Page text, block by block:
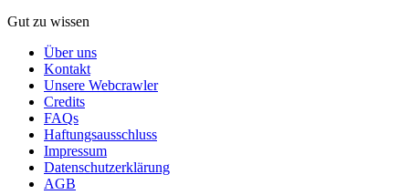
Gut zu wissen
Über uns
Kontakt
Unsere Webcrawler
Credits
FAQs
Haftungsausschluss
Impressum
Datenschutzerklärung
AGB